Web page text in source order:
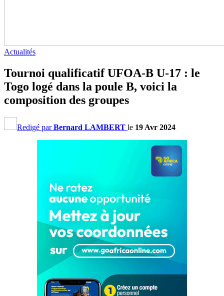
Actualités
Tournoi qualificatif UFOA-B U-17 : le
Togo logé dans la poule B, voici la
composition des groupes
Redigé parBernard LAMBERT le 19 Avr 2024